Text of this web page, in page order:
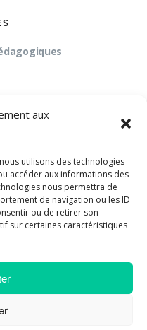
aux
utilisons des technologies
accéder aux informations des
nous permettra de
de navigation ou les ID
ou de retirer son
sur certaines caractéristiques
|